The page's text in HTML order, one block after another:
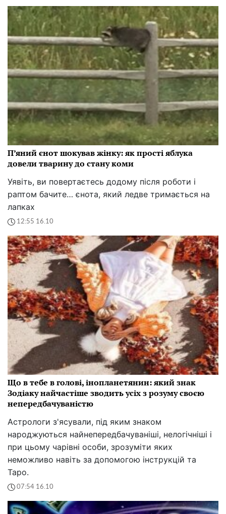
П’яний єнот шокував жінку: як прості яблука
довели тварину до стану коми
Уявіть, ви повертаєтесь додому після роботи і
раптом бачите… єнота, який ледве тримається на
лапках
12:55 16.10
Що в тебе в голові, інопланетянин: який знак
Зодіаку найчастіше зводить усіх з розуму своєю
непередбачуваністю
Астрологи з'ясували, під яким знаком
народжуються найнепередбачуваніші, нелогічніші і
при цьому чарівні особи, зрозуміти яких
неможливо навіть за допомогою інструкцій та
Таро.
07:54 16.10